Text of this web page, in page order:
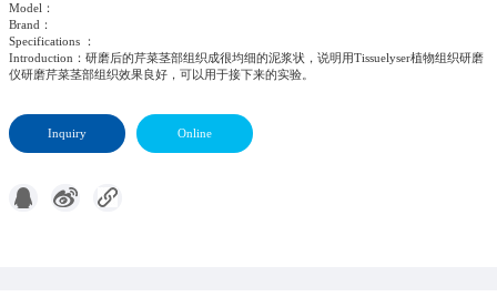
Model ：
Brand ：
Specifications
：
Introduction ：研磨后的芹菜茎部组织成很均细的泥浆状，说明用Tissuelyser植物组织研磨
仪研磨芹菜茎部组织效果良好，可以用于接下来的实验。
Inquiry Online